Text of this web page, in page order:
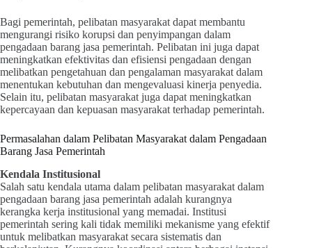
Bagi pemerintah, pelibatan masyarakat dapat membantu
mengurangi risiko korupsi dan penyimpangan dalam
pengadaan barang jasa pemerintah. Pelibatan ini juga dapat
meningkatkan efektivitas dan efisiensi pengadaan dengan
melibatkan pengetahuan dan pengalaman masyarakat dalam
menentukan kebutuhan dan mengevaluasi kinerja penyedia.
Selain itu, pelibatan masyarakat juga dapat meningkatkan
kepercayaan dan kepuasan masyarakat terhadap pemerintah.
Permasalahan dalam Pelibatan Masyarakat dalam Pengadaan
Barang Jasa Pemerintah
Kendala Institusional
Salah satu kendala utama dalam pelibatan masyarakat dalam
pengadaan barang jasa pemerintah adalah kurangnya
kerangka kerja institusional yang memadai. Institusi
pemerintah sering kali tidak memiliki mekanisme yang efektif
untuk melibatkan masyarakat secara sistematis dan